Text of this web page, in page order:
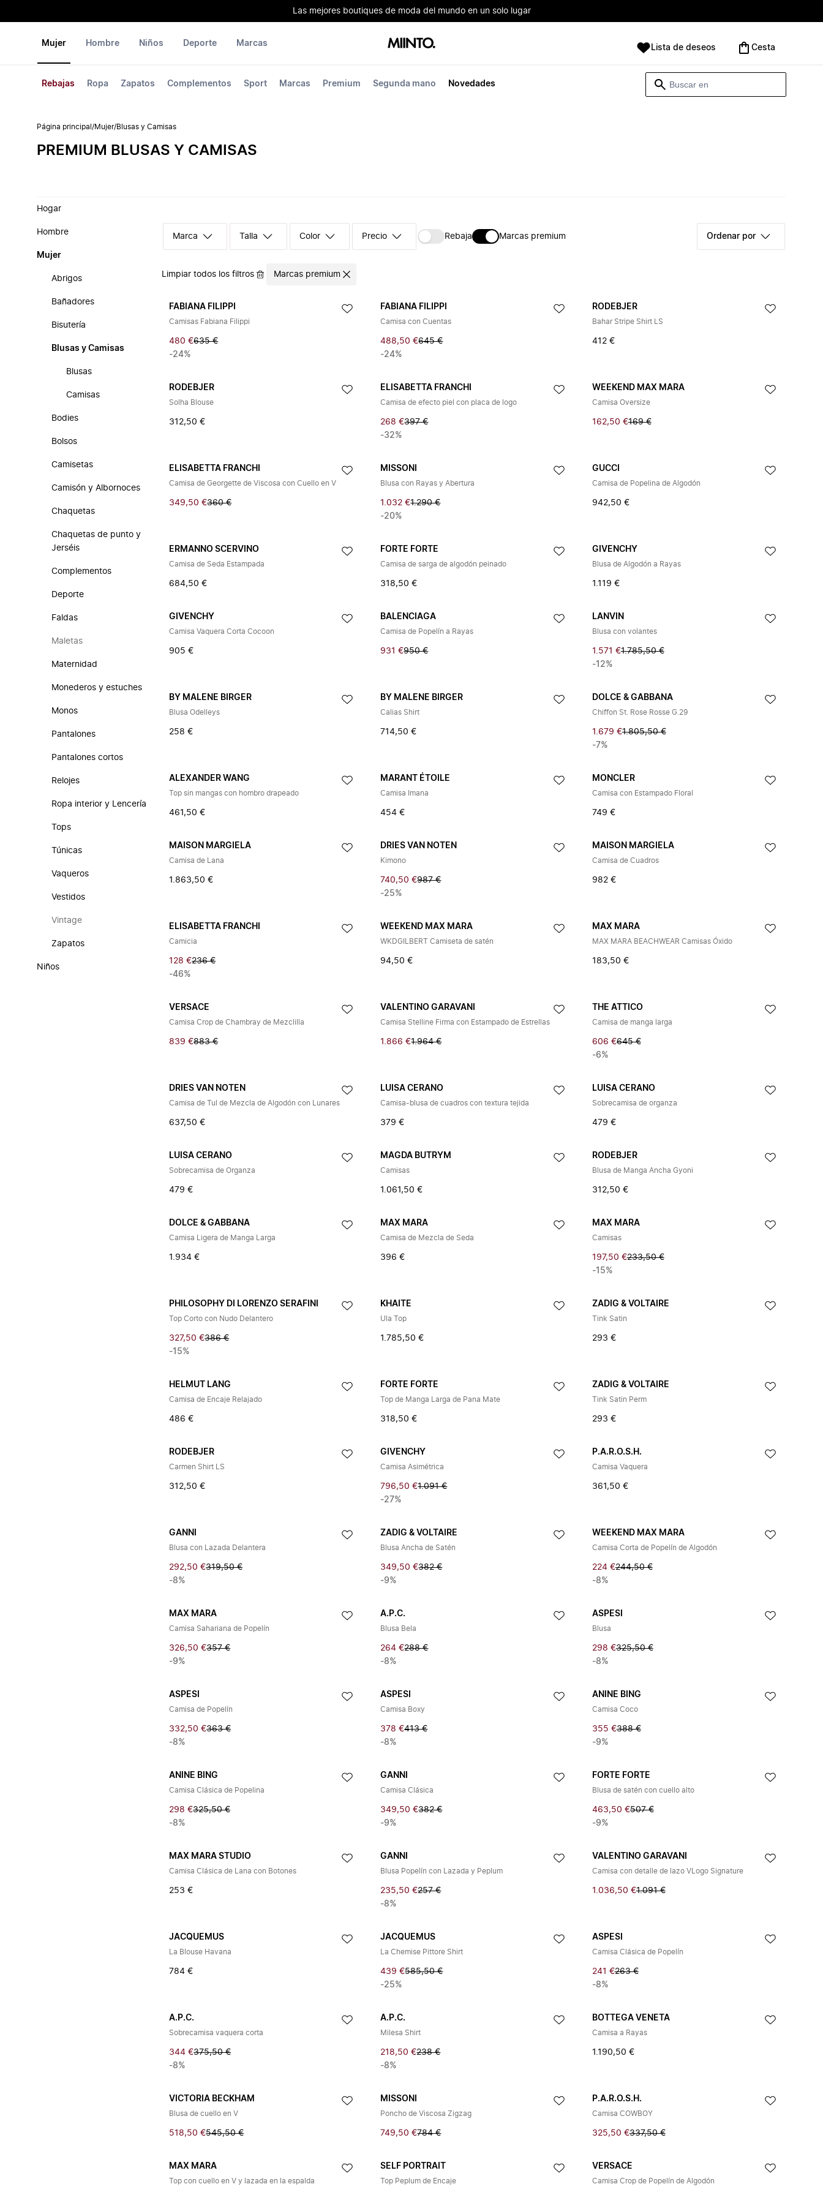
Las mejores boutiques de moda del mundo en un solo lugar
Mujer
Rebajas Ropa Zapatos Complementos Sport Marcas Premium Segunda mano Novedades
Hombre Niños Deporte Marcas Lista de deseos Cesta
Página principal /Mujer/Blusas y Camisas
PREMIUM BLUSAS Y CAMISAS
Hogar
Hombre
Mujer
Abrigos
Bañadores
Bisutería
Blusas y Camisas
Blusas
Camisas
Bodies
Bolsos
Camisetas
Camisón y Albornoces
Chaquetas
Chaquetas de punto y
Jerséis
Complementos
Deporte
Faldas
Maletas
Maternidad
Monederos y estuches
Monos
Pantalones
Pantalones cortos
Relojes
Ropa interior y Lencería
Tops
Túnicas
Vaqueros
Vestidos
Vintage
Zapatos
Niños
Marca Talla Color Precio Rebaja Marcas premium Ordenar por
Limpiar todos los filtros Marcas premium
FABIANA FILIPPI
Camisas Fabiana Filippi
480 €635 €
-24%
FABIANA FILIPPI
Camisa con Cuentas
488,50 €645 €
-24%
RODEBJER
Bahar Stripe Shirt LS
412 €
RODEBJER
Solha Blouse
312,50 €
ELISABETTA FRANCHI
Camisa de efecto piel con placa de logo
268 €397 €
-32%
WEEKEND MAX MARA
Camisa Oversize
162,50 €169 €
ELISABETTA FRANCHI
Camisa de Georgette de Viscosa con Cuello en V
349,50 €360 €
MISSONI
Blusa con Rayas y Abertura
1.032 €1.290 €
-20%
GUCCI
Camisa de Popelina de Algodón
942,50 €
ERMANNO SCERVINO
Camisa de Seda Estampada
684,50 €
FORTE FORTE
Camisa de sarga de algodón peinado
318,50 €
GIVENCHY
Blusa de Algodón a Rayas
1.119 €
GIVENCHY
Camisa Vaquera Corta Cocoon
905 €
BALENCIAGA
Camisa de Popelín a Rayas
931 €950 €
LANVIN
Blusa con volantes
1.571 €1.785,50 €
-12%
BY MALENE BIRGER
Blusa Odelleys
258 €
BY MALENE BIRGER
Calias Shirt
714,50 €
DOLCE & GABBANA
Chiffon St. Rose Rosse G.29
1.679 €1.805,50 €
-7%
ALEXANDER WANG
Top sin mangas con hombro drapeado
461,50 €
MARANT ÉTOILE
Camisa Imana
454 €
MONCLER
Camisa con Estampado Floral
749 €
MAISON MARGIELA
Camisa de Lana
1.863,50 €
DRIES VAN NOTEN
Kimono
740,50 €987 €
-25%
MAISON MARGIELA
Camisa de Cuadros
982 €
ELISABETTA FRANCHI
Camicia
128 €236 €
-46%
WEEKEND MAX MARA
WKDGILBERT Camiseta de satén
94,50 €
MAX MARA
MAX MARA BEACHWEAR Camisas Óxido
183,50 €
VERSACE
Camisa Crop de Chambray de Mezclilla
839 €883 €
VALENTINO GARAVANI
Camisa Stelline Firma con Estampado de Estrellas
1.866 €1.964 €
THE ATTICO
Camisa de manga larga
606 €645 €
-6%
DRIES VAN NOTEN
Camisa de Tul de Mezcla de Algodón con Lunares
637,50 €
LUISA CERANO
Camisa-blusa de cuadros con textura tejida
379 €
LUISA CERANO
Sobrecamisa de organza
479 €
LUISA CERANO
Sobrecamisa de Organza
479 €
MAGDA BUTRYM
Camisas
1.061,50 €
RODEBJER
Blusa de Manga Ancha Gyoni
312,50 €
DOLCE & GABBANA
Camisa Ligera de Manga Larga
1.934 €
MAX MARA
Camisa de Mezcla de Seda
396 €
MAX MARA
Camisas
197,50 €233,50 €
-15%
PHILOSOPHY DI LORENZO SERAFINI
Top Corto con Nudo Delantero
327,50 €386 €
-15%
KHAITE
Ula Top
1.785,50 €
ZADIG & VOLTAIRE
Tink Satin
293 €
HELMUT LANG
Camisa de Encaje Relajado
486 €
FORTE FORTE
Top de Manga Larga de Pana Mate
318,50 €
ZADIG & VOLTAIRE
Tink Satin Perm
293 €
RODEBJER
Carmen Shirt LS
312,50 €
GIVENCHY
Camisa Asimétrica
796,50 €1.091 €
-27%
P.A.R.O.S.H.
Camisa Vaquera
361,50 €
GANNI
Blusa con Lazada Delantera
292,50 €319,50 €
-8%
ZADIG & VOLTAIRE
Blusa Ancha de Satén
349,50 €382 €
-9%
WEEKEND MAX MARA
Camisa Corta de Popelín de Algodón
224 €244,50 €
-8%
MAX MARA
Camisa Sahariana de Popelín
326,50 €357 €
-9%
A.P.C.
Blusa Bela
264 €288 €
-8%
ASPESI
Blusa
298 €325,50 €
-8%
ASPESI
Camisa de Popelín
332,50 €363 €
-8%
ASPESI
Camisa Boxy
378 €413 €
-8%
ANINE BING
Camisa Coco
355 €388 €
-9%
ANINE BING
Camisa Clásica de Popelina
298 €325,50 €
-8%
GANNI
Camisa Clásica
349,50 €382 €
-9%
FORTE FORTE
Blusa de satén con cuello alto
463,50 €507 €
-9%
MAX MARA STUDIO
Camisa Clásica de Lana con Botones
253 €
GANNI
Blusa Popelín con Lazada y Peplum
235,50 €257 €
-8%
VALENTINO GARAVANI
Camisa con detalle de lazo VLogo Signature
1.036,50 €1.091 €
JACQUEMUS
La Blouse Havana
784 €
JACQUEMUS
La Chemise Pittore Shirt
439 €585,50 €
-25%
ASPESI
Camisa Clásica de Popelín
241 €263 €
-8%
A.P.C.
Sobrecamisa vaquera corta
344 €375,50 €
-8%
A.P.C.
Milesa Shirt
218,50 €238 €
-8%
BOTTEGA VENETA
Camisa a Rayas
1.190,50 €
VICTORIA BECKHAM
Blusa de cuello en V
518,50 €545,50 €
MISSONI
Poncho de Viscosa Zigzag
749,50 €784 €
P.A.R.O.S.H.
Camisa COWBOY
325,50 €337,50 €
MAX MARA
Top con cuello en V y lazada en la espalda
SELF PORTRAIT
Top Peplum de Encaje
VERSACE
Camisa Crop de Popelín de Algodón